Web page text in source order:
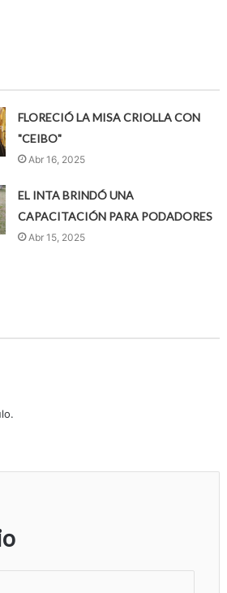
FLORECIÓ LA MISA CRIOLLA CON
"CEIBO"
Abr 16, 2025
EL INTA BRINDÓ UNA
CAPACITACIÓN PARA PODADORES
Abr 15, 2025